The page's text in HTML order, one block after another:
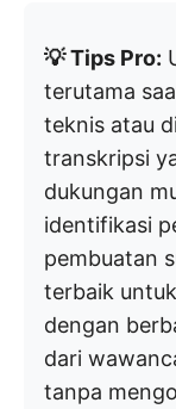
💡 Tips Pro:
terutama
teknis atau
transkripsi
dukungan
identifikasi
pembuatan
terbaik
dengan
dari
tanpa